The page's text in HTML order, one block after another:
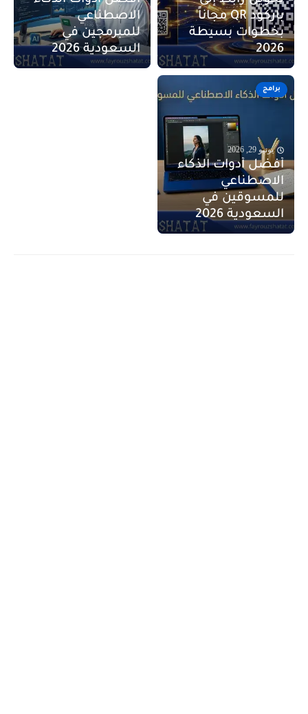
باركود QR مجاناً
بخطوات بسيطة
2026
الاصطناعي
للمبرمجين في
السعودية 2026
برامج
يونيو 29, 2026
أفضل أدوات الذكاء
الاصطناعي
للمسوقين في
السعودية 2026